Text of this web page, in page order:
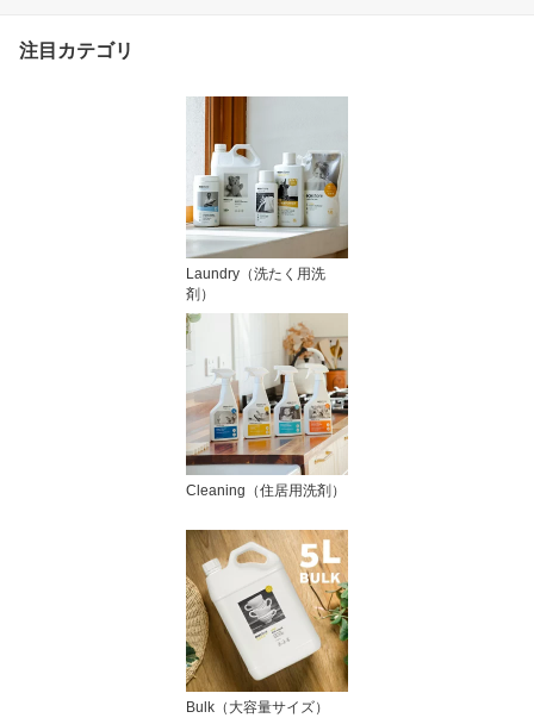
注目カテゴリ
Laundry（洗たく用洗
剤）
Cleaning（住居用洗剤）
Bulk（大容量サイズ）